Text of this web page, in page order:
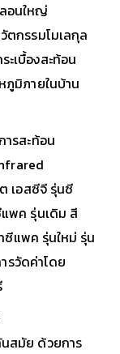
ลอนใหญ่
ตกรรมโมเลกุล
เบื้องสะท้อน
ภูมิภายในบ้าน
รสะท้อน
เอสซีจี รุ่นซี
พค รุ่นเดิม สี
ซีแพค รุ่นใหม่ รุ่น
รวัดค่าโดย
สมัย ด้วยการ